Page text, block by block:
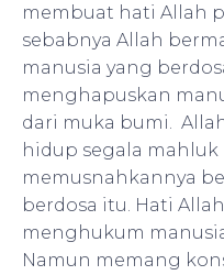
membuat hati Allah
sebabnya Allah
manusia yang
menghapuskan
dari muka bumi.
hidup segala mahluk
memusnahkannya
berdosa itu. Hati
menghukum
Namun memang